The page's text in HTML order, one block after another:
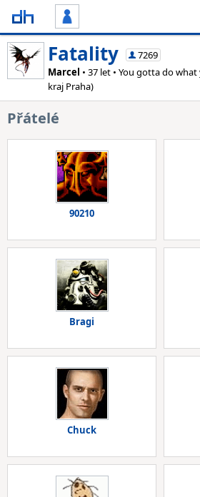
Fatality
7269
Marcel • 37 let • You gotta do
kraj Praha)
Přátelé
90210
Bragi
Chuck